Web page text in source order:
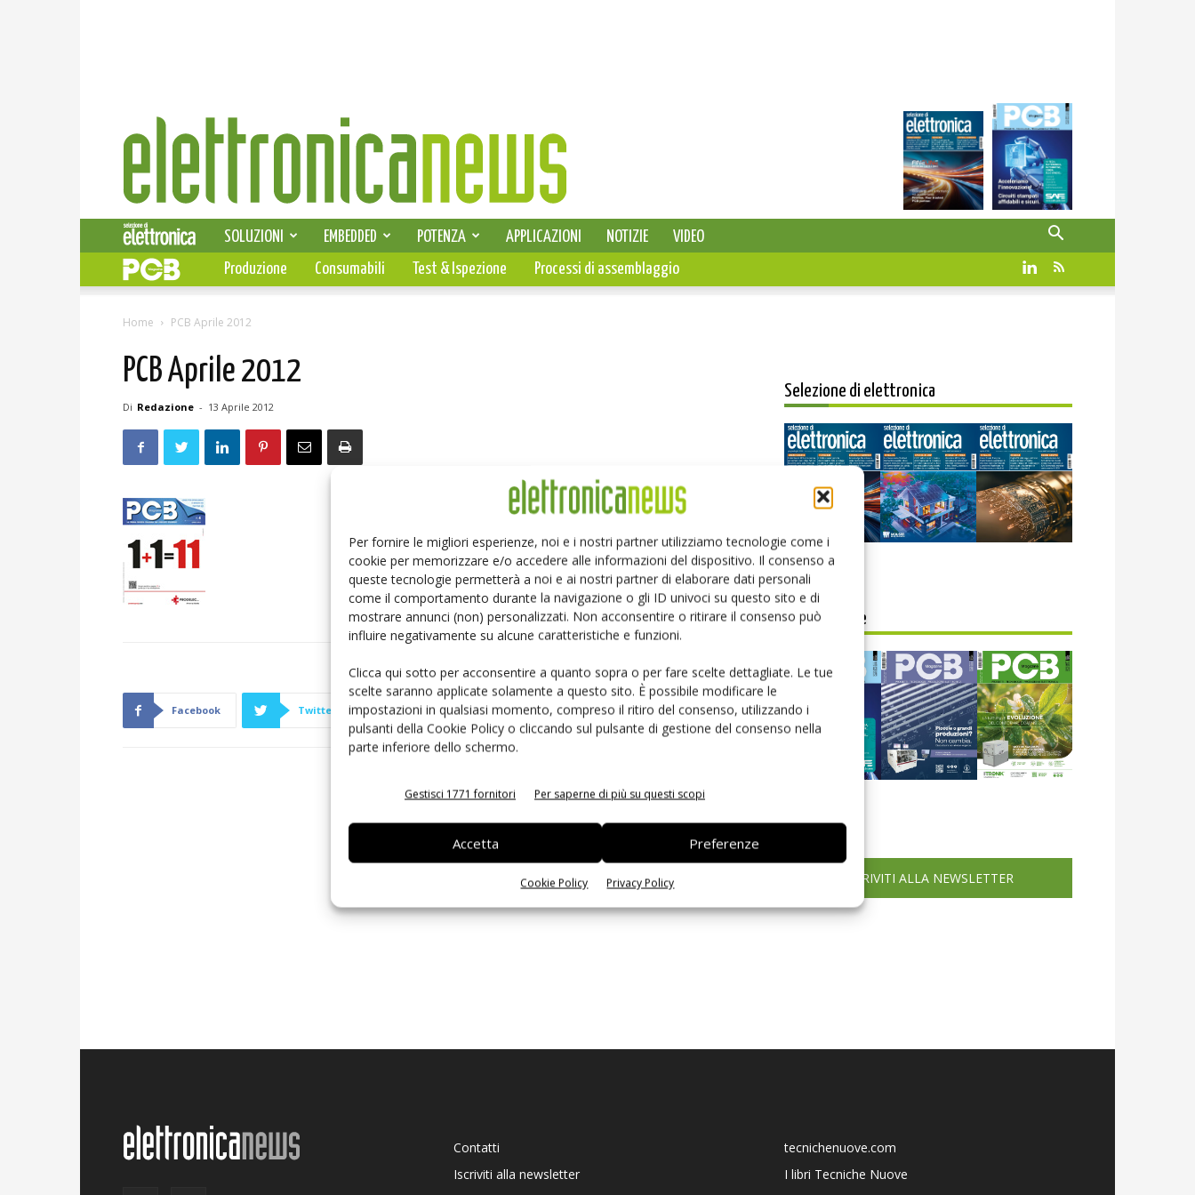
Per fornire le migliori esperienze, noi e i nostri partner utilizziamo tecnologie come i
cookie per memorizzare e/o accedere alle informazioni del dispositivo. Il consenso a
queste tecnologie permetterà a noi e ai nostri partner di elaborare dati personali
come il comportamento durante la navigazione o gli ID univoci su questo sito e di
mostrare annunci (non) personalizzati. Non acconsentire o ritirare il consenso può
influire negativamente su alcune caratteristiche e funzioni.
Clicca qui sotto per acconsentire a quanto sopra o per fare scelte dettagliate. Le tue
scelte saranno applicate solamente a questo sito. È possibile modificare le
impostazioni in qualsiasi momento, compreso il ritiro del consenso, utilizzando i
pulsanti della Cookie Policy o cliccando sul pulsante di gestione del consenso nella
parte inferiore dello schermo.
Gestisci 1771 fornitori Per saperne di più su questi scopi
Accetta Preferenze
Cookie Policy Privacy Policy
Elettronica
News
SELEZIONE DI ELETTRONICA
SOLUZIONI EMBEDDED POTENZA APPLICAZIONI NOTIZIE
VIDEO
PCB
Produzione Consumabili Test & Ispezione Processi di assemblaggio
Home PCB Aprile 2012
PCB Aprile 2012
Di Redazione - 13 Aprile 2012
Facebook Twitter Linkedin Pinterest Email
Selezione di elettronica
Edicola web
PCB Magazine
ISCRIVITI ALLA NEWSLETTER
Contatti
Iscriviti alla newsletter
tecnichenuove.com
I libri Tecniche Nuove